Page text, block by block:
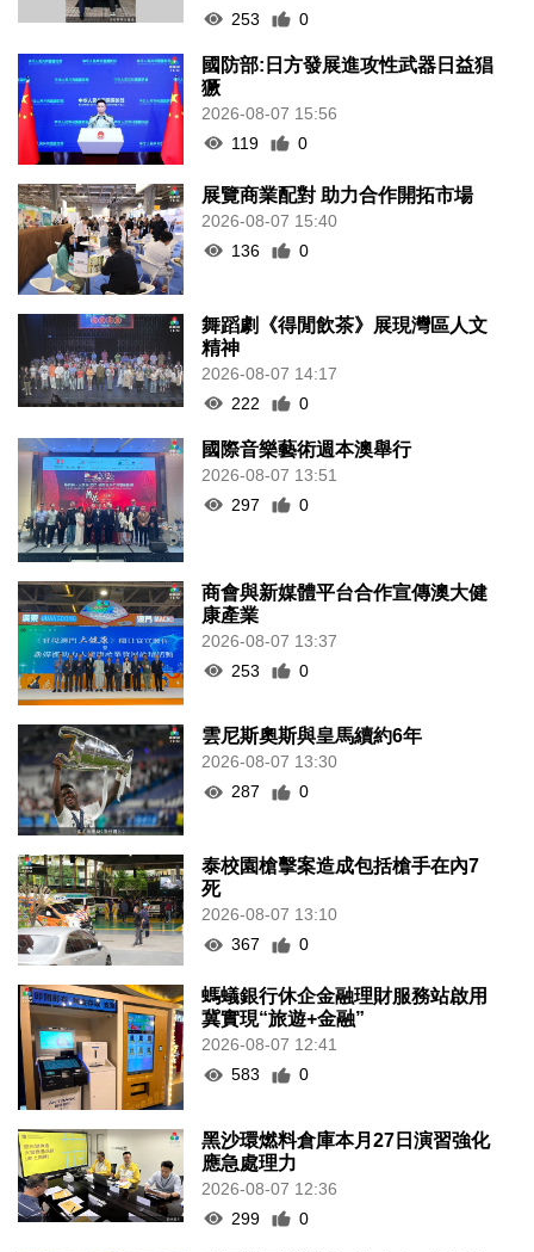
253
0
國防部:日方發展進攻性武器日益猖
獗
2026-08-07 15:56
119
0
展覽商業配對 助力合作開拓市場
2026-08-07 15:40
136
0
舞蹈劇《得閒飲茶》展現灣區人文
精神
2026-08-07 14:17
222
0
國際音樂藝術週本澳舉行
2026-08-07 13:51
297
0
商會與新媒體平台合作宣傳澳大健
康產業
2026-08-07 13:37
253
0
雲尼斯奧斯與皇馬續約6年
2026-08-07 13:30
287
0
泰校園槍擊案造成包括槍手在內7
死
2026-08-07 13:10
367
0
螞蟻銀行休企金融理財服務站啟用
冀實現“旅遊+金融”
2026-08-07 12:41
583
0
黑沙環燃料倉庫本月27日演習強化
應急處理力
2026-08-07 12:36
299
0